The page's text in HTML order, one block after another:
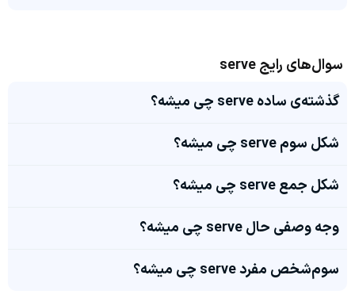
سوال‌های رایج serve
گذشته‌ی ساده serve چی میشه؟
شکل سوم serve چی میشه؟
شکل جمع serve چی میشه؟
وجه وصفی حال serve چی میشه؟
سوم‌شخص مفرد serve چی میشه؟